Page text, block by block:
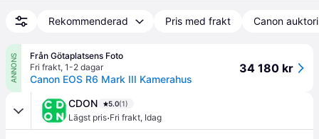
Rekommenderad Pris med frakt Canon
ANNONS
Från Götaplatsens Foto
Fri frakt, 1-2 dagar
Canon EOS R6 Mark III Kamerahus
34 180 kr
CDON 5.0(1)
Lägst pris·Fri frakt, Idag